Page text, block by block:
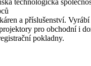
a příslušenství.
pro obchodní i
pokladny.